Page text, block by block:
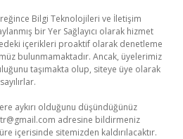
Bilgi Teknolojileri ve İletişim
bir Yer Sağlayıcı olarak hizmet
içerikleri proaktif olarak denetleme
bulunmamaktadır. Ancak, üyelerimiz
taşımakta olup, siteye üye olarak
aykırı olduğunu düşündüğünüz
adresine bildirmeniz
içerisinde sitemizden kaldırılacaktır.